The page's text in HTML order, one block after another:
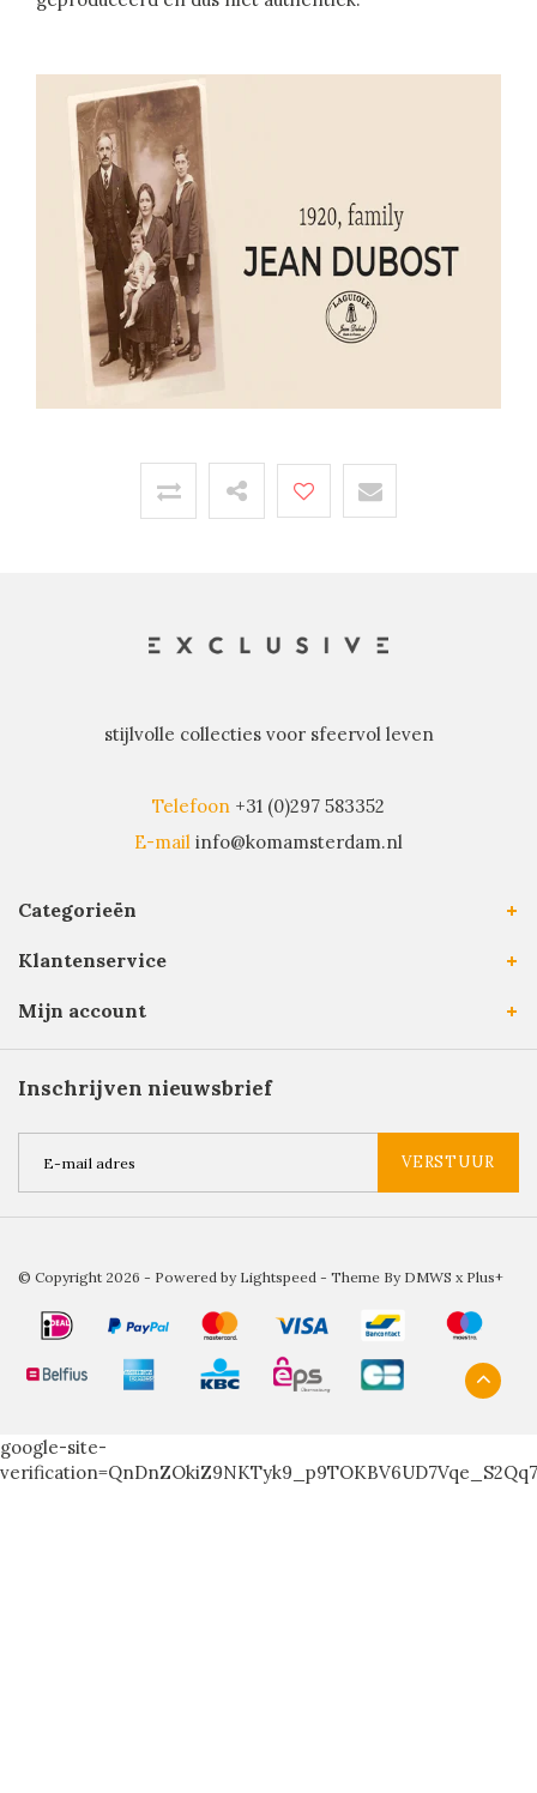
stijlvolle collecties voor sfeervol leven
Telefoon +31 (0)297 583352
E-mail info@komamsterdam.nl
Categorieën
Klantenservice
Mijn account
Inschrijven nieuwsbrief
VERSTUUR
© Copyright 2026 - Powered by Lightspeed - Theme By DMWS x Plus+
google-site-